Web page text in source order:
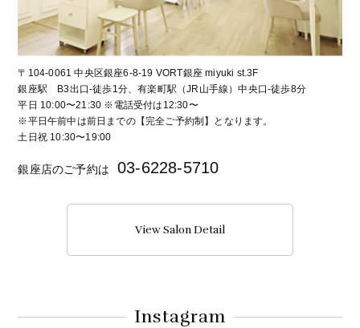
〒104-0061 中央区銀座6-8-19 VORT銀座 miyuki st.3F
銀座駅 B3出口-徒歩1分、有楽町駅（JR山手線）中央口-徒歩8分
平日 10:00〜21:30 ※電話受付は12:30〜
※平日午前中は前日までの【完全ご予約制】となります。
土日祝 10:30〜19:00
銀座店のご予約は 03-6228-5710
View Salon Detail
Instagram